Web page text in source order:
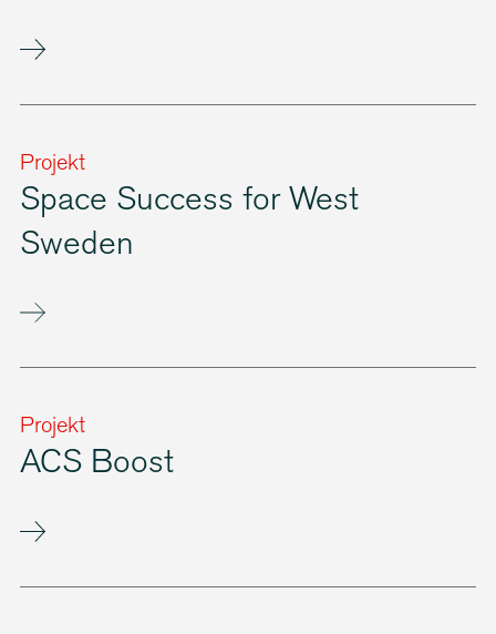
Projekt
Space Success for West
Sweden
Projekt
ACS Boost